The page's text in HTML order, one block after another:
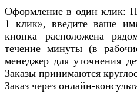
Оформление в один клик:
1 клик», введите ваше
кнопка расположена
течение минуты (в
менеджер для уточнения
Заказы принимаются
Заказ через онлайн-